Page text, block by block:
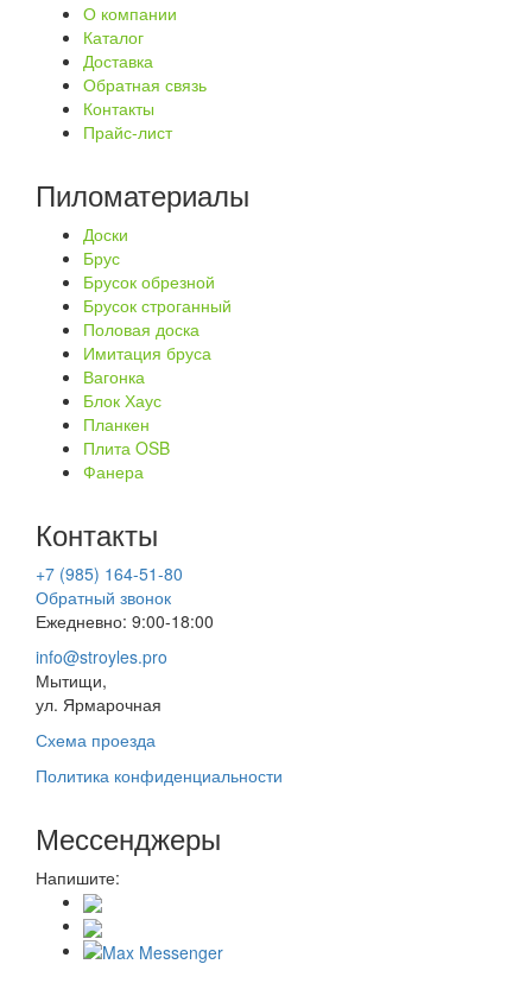
О компании
Каталог
Доставка
Обратная связь
Контакты
Прайс-лист
Пиломатериалы
Доски
Брус
Брусок обрезной
Брусок строганный
Половая доска
Имитация бруса
Вагонка
Блок Хаус
Планкен
Плита OSB
Фанера
Контакты
+7 (985) 164-51-80
Обратный звонок
Ежедневно: 9:00-18:00
info@stroyles.pro
Мытищи,
ул. Ярмарочная
Схема проезда
Политика конфиденциальности
Мессенджеры
Напишите: